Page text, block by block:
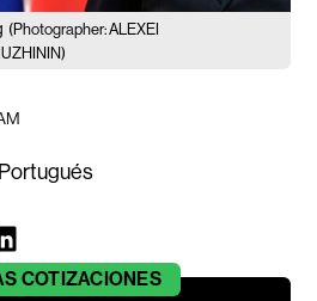
(Photographer: ALEXEI
Portugués
COTIZACIONES